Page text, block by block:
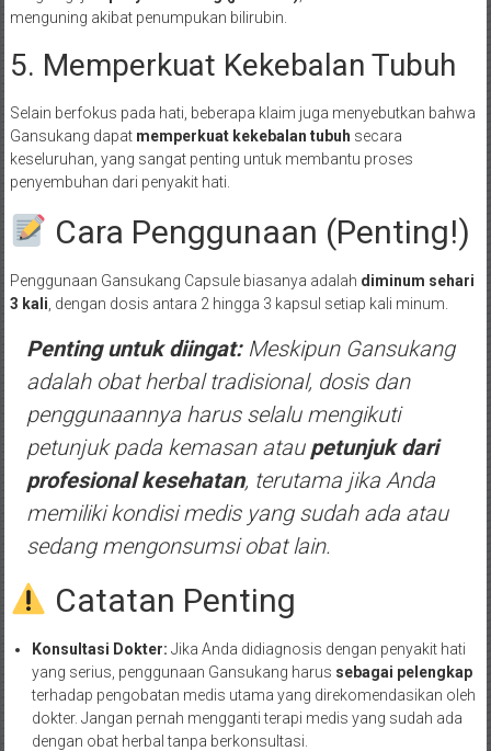
menguning akibat penumpukan bilirubin.
5. Memperkuat Kekebalan Tubuh
Selain berfokus pada hati, beberapa klaim juga menyebutkan bahwa
Gansukang dapat memperkuat kekebalan tubuh secara
keseluruhan, yang sangat penting untuk membantu proses
penyembuhan dari penyakit hati.
Cara Penggunaan (Penting!)
Penggunaan Gansukang Capsule biasanya adalah diminum sehari
3 kali , dengan dosis antara 2 hingga 3 kapsul setiap kali minum.
Penting untuk diingat:Meskipun Gansukang
adalah obat herbal tradisional, dosis dan
penggunaannya harus selalu mengikuti
petunjuk pada kemasan atau petunjuk dari
profesional kesehatan, terutama jika Anda
memiliki kondisi medis yang sudah ada atau
sedang mengonsumsi obat lain.
Catatan Penting
Konsultasi Dokter: Jika Anda didiagnosis dengan penyakit hati
yang serius, penggunaan Gansukang harus sebagai pelengkap
terhadap pengobatan medis utama yang direkomendasikan oleh
dokter. Jangan pernah mengganti terapi medis yang sudah ada
dengan obat herbal tanpa berkonsultasi.